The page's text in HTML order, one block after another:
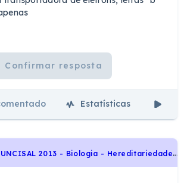
Confirmar resposta
Estatísticas
U
NCISAL 2013 - Biologia - Hereditariedade e diversidade da vida, Mutações e alterações cromossômicas